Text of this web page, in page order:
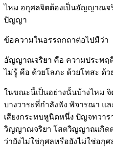
ไหม อกุศลจิตต้องเป็นอัญญาณจ
ปัญญา
ข้อความในอรรถกถาต่อไปมีว่า
อัญญาณจริยา คือ ความประพฤ
ไม่รู้ คือ ด้วยโลภะ ด้วยโทสะ ด้ว
ในขณะนี้เป็นอย่างนั้นบ้างไหม จิ
บางวาระที่กำลังฟัง พิจารณา แล
เสียงกระทบหูนิดหนึ่ง ปัญจทวาร
วิญญาณจริยา โสตวิญญาณเกิด
ว่ายังไม่ใช่กุศลหรือยังไม่ใช่อกุศ